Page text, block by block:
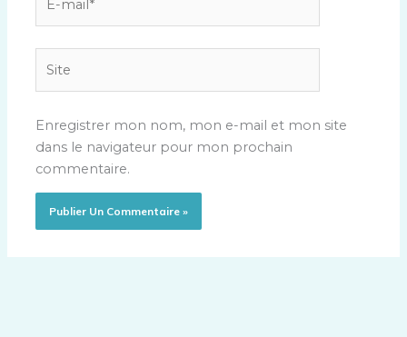
mail*
Enregistrer mon nom, mon e-mail et mon site
dans le navigateur pour mon prochain
commentaire.